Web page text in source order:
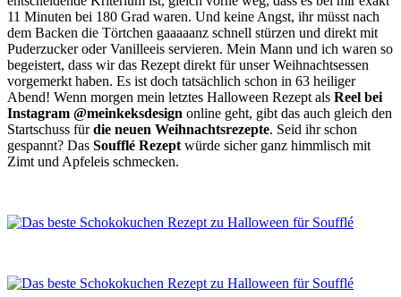
11 Minuten bei 180 Grad waren. Und keine Angst, ihr müsst nach
dem Backen die Törtchen gaaaaanz schnell stürzen und direkt mit
Puderzucker oder Vanilleeis servieren. Mein Mann und ich waren so
begeistert, dass wir das Rezept direkt für unser Weihnachtsessen
vorgemerkt haben. Es ist doch tatsächlich schon in 63 heiliger
Abend! Wenn morgen mein letztes Halloween Rezept als Reel bei
Instagram @meinkeksdesign online geht, gibt das auch gleich den
Startschuss fürdie neuen Weihnachtsrezepte. Seid ihr schon
gespannt? Das Soufflé Rezept würde sicher ganz himmlisch mit
Zimt und Apfeleis schmecken.